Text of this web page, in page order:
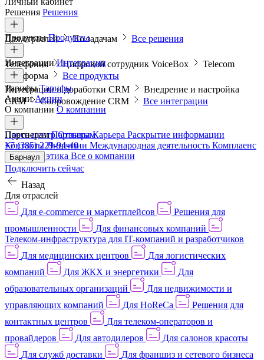
Решения Решения
Для отраслей По задачам Все решения
ПродуктыПродукты
Телефония Цифровой сотрудник VoiceBox
Telecom
платформа
Все продукты
ИнтеграцииИнтеграции
Интеграции и доработки CRM
Внедрение и настройка
CRM
Сопровождение CRM Все интеграции
ТарифыТарифы
АкцииАкции
О компании О компании
Пресс-центрОтзывыКарьера Раскрытие информации
КонтактыЛицензии Международная деятельность Комплаенс
и деловая этика Все о компании
ПартнерамПартнерам
+7 (385) 229-94-40
Барнаул
Подключить сейчас
Назад
Для отраслей
Для e-commerce и маркетплейсов
Решения для
промышленности
Для финансовых компаний
Телеком-инфраструктура для IT-компаний и разработчиков
Для медицинских центров
Для логистических
компаний
Для ЖКХ и энергетики
Для
образовательных организаций
Для недвижимости и
управляющих компаний
Для HoReCa
Решения для
контактных центров
Для телеком-операторов и
провайдеров
Для автодилеров
Для салонов красоты
Для служб доставки
Для франшиз и сетевого бизнеса